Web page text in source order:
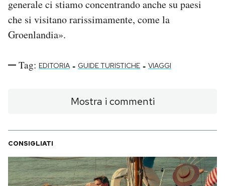
generale ci stiamo concentrando anche su paesi
che si visitano rarissimamente, come la
Groenlandia».
Tag: EDITORIA - GUIDE TURISTICHE - VIAGGI
Mostra i commenti
CONSIGLIATI